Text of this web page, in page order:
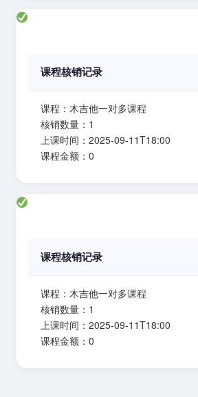
课程核销记录
课程：木吉他一对多课程
核销数量：1
上课时间：2025-09-11T18:00
课程金额：0
课程核销记录
课程：木吉他一对多课程
核销数量：1
上课时间：2025-09-11T18:00
课程金额：0